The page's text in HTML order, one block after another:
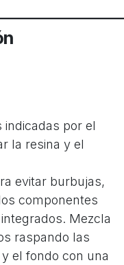
indicadas por el
la resina y el
evitar burbujas,
componentes
Mezcla
raspando las
el fondo con una